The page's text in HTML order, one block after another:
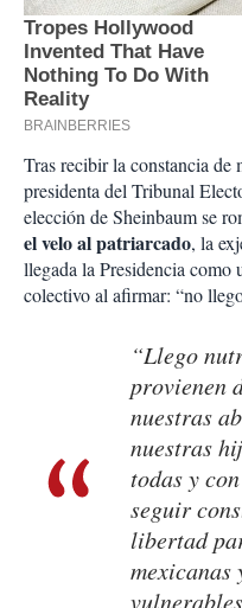
Tras recibir la constancia de
presidenta del Tribunal
elección de Sheinbaum se
el velo al patriarcado, la
llegada la Presidencia como
colectivo al afirmar: “no
“Llego
provienen
nuestras
nuestras
todas y
seguir
libertad
mexicanas